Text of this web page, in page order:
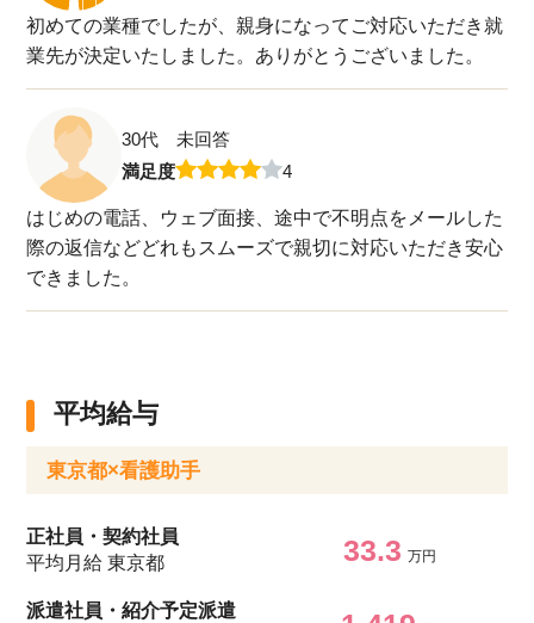
初めての業種でしたが、親身になってご対応いただき就
業先が決定いたしました。ありがとうございました。
30代 未回答
満足度
4
はじめの電話、ウェブ面接、途中で不明点をメールした
際の返信などどれもスムーズで親切に対応いただき安心
できました。
平均給与
東京都×看護助手
正社員・契約社員
平均月給 東京都
33.3 万円
派遣社員・紹介予定派遣